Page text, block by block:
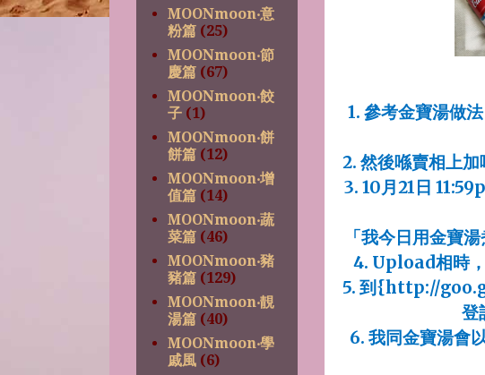
1. 參考金寶湯做法
2. 然後喺賣相上加
3. 10月 21 日
「我今日用金寶
4. Upload相時
5. 到 {http://
登
6. 我同金寶湯會
MOONmoon‧意
粉篇 (25)
MOONmoon‧節
慶篇 (67)
MOONmoon‧餃
子 (1)
MOONmoon‧餅
餅篇 (12)
MOONmoon‧增
值篇 (14)
MOONmoon‧蔬
菜篇 (46)
MOONmoon‧豬
豬篇 (129)
MOONmoon‧靚
湯篇 (40)
MOONmoon‧學
戚風 (6)